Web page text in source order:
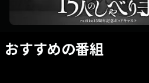
おすすめの番組